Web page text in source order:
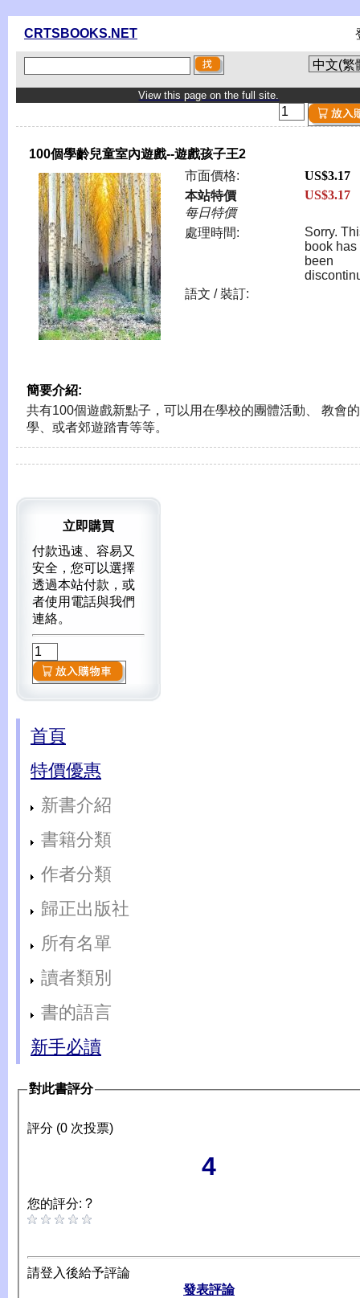
CRTSBOOKS.NET
View this page on the full site.
100個學齡兒童室內遊戲--遊戲孩子王2
市面價格:
US$3.17
本站特價
每日特價
US$3.17
處理時間:
Sorry.
book has
been
語文 / 裝訂:
簡要介紹:
共有100個遊戲新點子，可以用在學校的團體活動、 教會
學、或者郊遊踏青等等。
立即購買
付款迅速、容易又
安全，您可以選擇
透過本站付款，或
者使用電話與我們
連絡。
首頁
特價優惠
新書介紹
書籍分類
作者分類
歸正出版社
所有名單
讀者類別
書的語言
新手必讀
對此書評分
評分 (0 次投票)
4
您的評分: ?
請登入後給予評論
發表評論